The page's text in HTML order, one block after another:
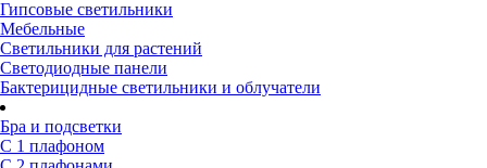
Гипсовые светильники
Мебельные
Светильники для растений
Светодиодные панели
Бактерицидные светильники и облучатели
Бра и подсветки
С 1 плафоном